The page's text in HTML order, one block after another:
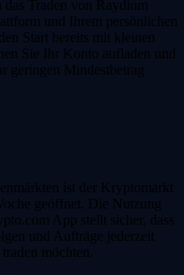
Traden von Raydium
und Ihrem persönlichen
Start bereits mit kleinen
Sie Ihr Konto aufladen und
geringen Mindestbetrag
ist der Kryptomarkt
geöffnet. Die Nutzung
App stellt sicher, dass
und Aufträge jederzeit
möchten.